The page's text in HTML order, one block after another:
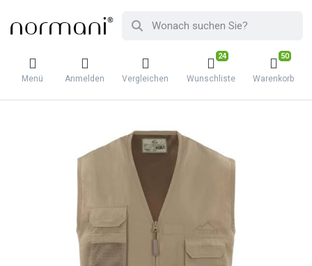
Menü Anmelden Vergleichen
24
Wunschliste
50
Warenkorb